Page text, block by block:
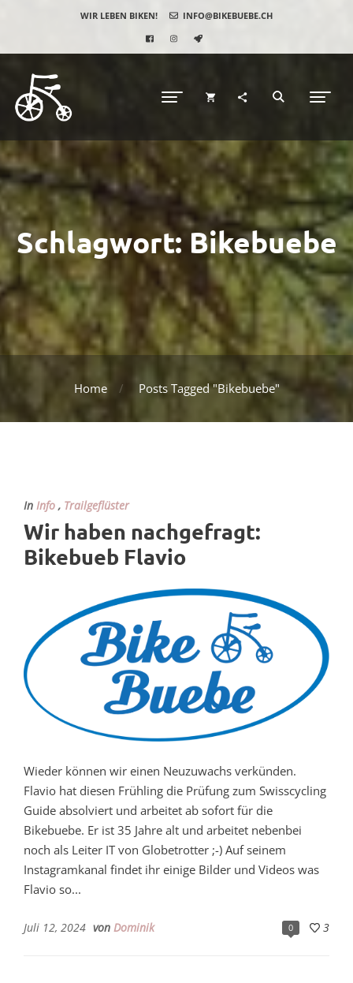
WIR LEBEN BIKEN! INFO@BIKEBUEBE.CH
Schlagwort: Bikebuebe
Home Posts Tagged "Bikebuebe"
In Info , Trailgeflüster
Wir haben nachgefragt:
Bikebueb Flavio
Wieder können wir einen Neuzuwachs verkünden.
Flavio hat diesen Frühling die Prüfung zum Swisscycling
Guide absolviert und arbeitet ab sofort für die
Bikebuebe. Er ist 35 Jahre alt und arbeitet nebenbei
noch als Leiter IT von Globetrotter ;-) Auf seinem
Instagramkanal findet ihr einige Bilder und Videos was
Flavio so...
0 3
Juli 12, 2024 von Dominik